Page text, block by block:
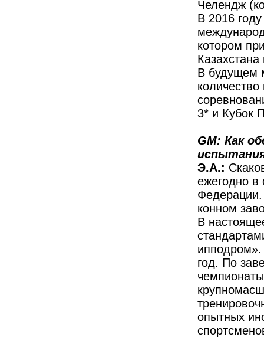
Челендж
В 2016
котором
Казахстана
В будущем
3* и Кубок
GM: Как
Э.А.:
ежегодно в
конном
В
ипподром».
год. По
опытных